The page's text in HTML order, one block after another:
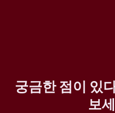
궁금한 점이 있
보